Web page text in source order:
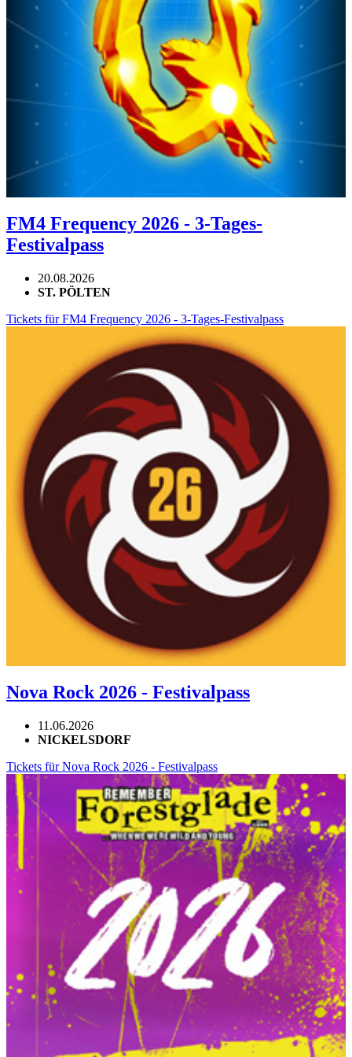
FM4 Frequency 2026 - 3-Tages-
Festivalpass
20.08.2026
ST. PÖLTEN
Tickets für FM4 Frequency 2026 - 3-Tages-Festivalpass
Nova Rock 2026 - Festivalpass
11.06.2026
NICKELSDORF
Tickets für Nova Rock 2026 - Festivalpass